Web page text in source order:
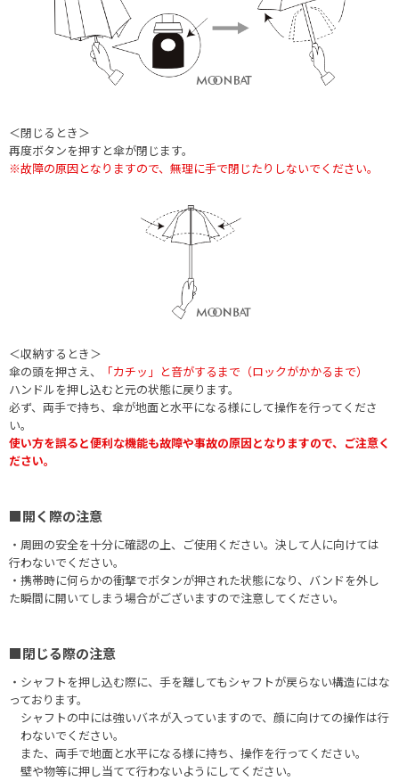
＜閉じるとき＞
再度ボタンを押すと傘が閉じます。
※故障の原因となりますので、無理に手で閉じたりしないでください。
＜収納するとき＞
傘の頭を押さえ、
「カチッ」と音がするまで（ロックがかかるまで）
ハンドルを押し込むと元の状態に戻ります。
必ず、両手で持ち、傘が地面と水平になる様にして操作を行ってくださ
い。
使い方を誤ると便利な機能も故障や事故の原因となりますので、ご注意く
ださい。
■開く際の注意
・周囲の安全を十分に確認の上、ご使用ください。決して人に向けては
行わないでください。
・携帯時に何らかの衝撃でボタンが押された状態になり、バンドを外し
た瞬間に開いてしまう場合がございますので注意してください。
■閉じる際の注意
・シャフトを押し込む際に、手を離してもシャフトが戻らない構造にはな
っております。
シャフトの中には強いバネが入っていますので、顔に向けての操作は行
わないでください。
また、両手で地面と水平になる様に持ち、操作を行ってください。
壁や物等に押し当てて行わないようにしてください。